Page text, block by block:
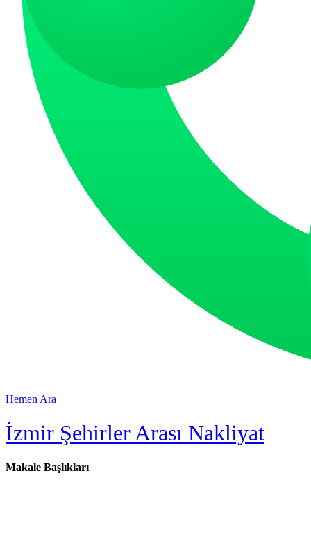
Hemen Ara
İzmir Şehirler Arası Nakliyat
Makale Başlıkları